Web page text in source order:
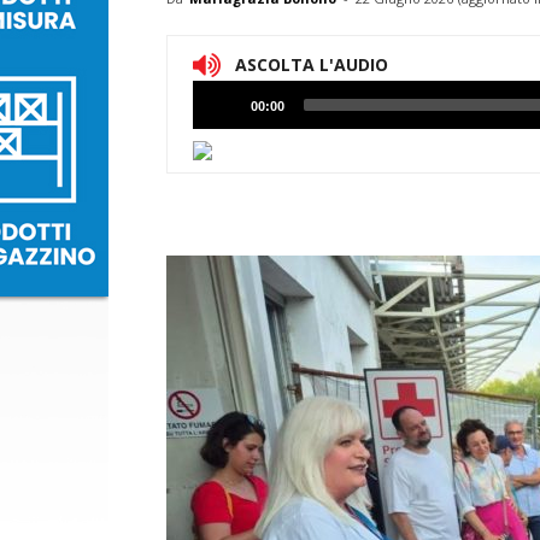
ASCOLTA L'AUDIO
Audio
00:00